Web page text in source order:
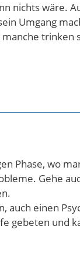
nichts wäre.
Umgang
trinken
Phase, wo
Gehe
auch einen
gebeten und